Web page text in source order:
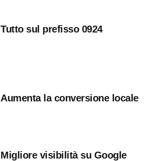
Tutto sul prefisso 0924
Aumenta la conversione locale
Migliore visibilità su Google